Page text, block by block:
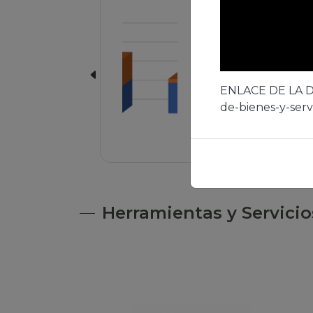
ENLACE DE LA
de-bienes-y-
gestiones 2024,
2026
Actualizado hace 656325
Herramientas y